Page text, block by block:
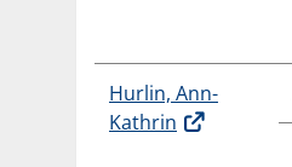
Hurlin, Ann-
Kathrin